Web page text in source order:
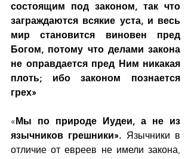
состоящим под законом, так что
заграждаются всякие уста, и весь
мир становится виновен пред
Богом, потому что делами закона
не оправдается пред Ним никакая
плоть; ибо законом познается
грех»
«Мы по природе Иудеи, а не из
язычников грешники». Язычники в
отличие от евреев не имели закона,